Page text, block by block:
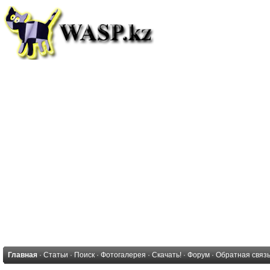
Главная · Статьи · Поиск · Фотогалерея · Скачать! · Форум · Обратная связь